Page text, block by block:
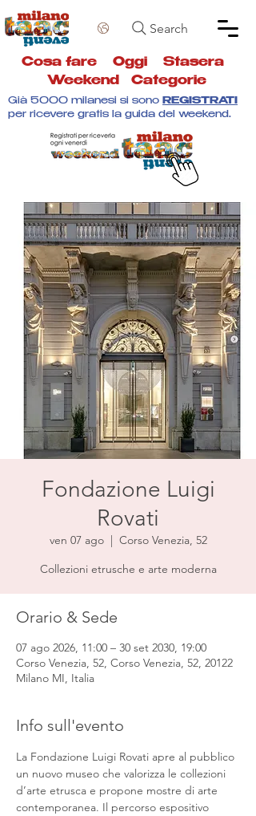
Search
Cosa fare Oggi Stasera
Weekend
Categorie
Già 5000 milanesi si sono REGISTRATI
per ricevere gratis la guida del weekend.
Fondazione Luigi
Rovati
ven 07 ago
  |
Corso Venezia, 52
Collezioni etrusche e arte moderna
Orario & Sede
07 ago 2026, 11:00 – 30 set 2030, 19:00
Corso Venezia, 52, Corso Venezia, 52, 20122
Milano MI, Italia
Info sull'evento
La Fondazione Luigi Rovati apre al pubblico
un nuovo museo che valorizza le collezioni
d’arte etrusca e propone mostre di arte
contemporanea. Il percorso espositivo